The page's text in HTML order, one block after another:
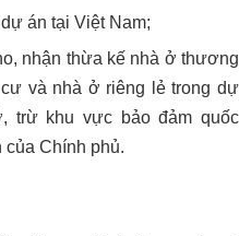
án tại Việt Nam;
nhận thừa kế nhà ở thương
và nhà ở riêng lẻ trong dự
trừ khu vực bảo đảm quốc
của Chính phủ.